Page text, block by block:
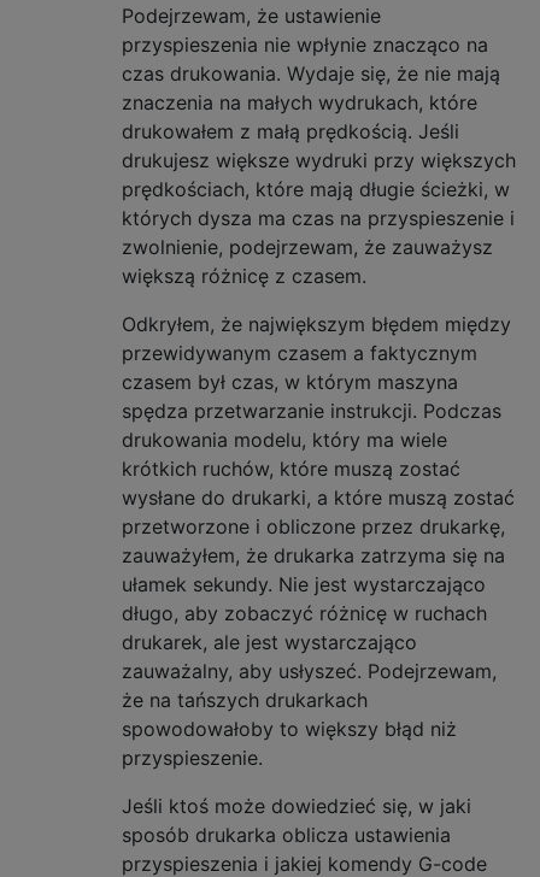
Podejrzewam, że ustawienie
przyspieszenia nie wpłynie znacząco na
czas drukowania. Wydaje się, że nie mają
znaczenia na małych wydrukach, które
drukowałem z małą prędkością. Jeśli
drukujesz większe wydruki przy większych
prędkościach, które mają długie ścieżki, w
których dysza ma czas na przyspieszenie i
zwolnienie, podejrzewam, że zauważysz
większą różnicę z czasem.
Odkryłem, że największym błędem między
przewidywanym czasem a faktycznym
czasem był czas, w którym maszyna
spędza przetwarzanie instrukcji. Podczas
drukowania modelu, który ma wiele
krótkich ruchów, które muszą zostać
wysłane do drukarki, a które muszą zostać
przetworzone i obliczone przez drukarkę,
zauważyłem, że drukarka zatrzyma się na
ułamek sekundy. Nie jest wystarczająco
długo, aby zobaczyć różnicę w ruchach
drukarek, ale jest wystarczająco
zauważalny, aby usłyszeć. Podejrzewam,
że na tańszych drukarkach
spowodowałoby to większy błąd niż
przyspieszenie.
Jeśli ktoś może dowiedzieć się, w jaki
sposób drukarka oblicza ustawienia
przyspieszenia i jakiej komendy G-code